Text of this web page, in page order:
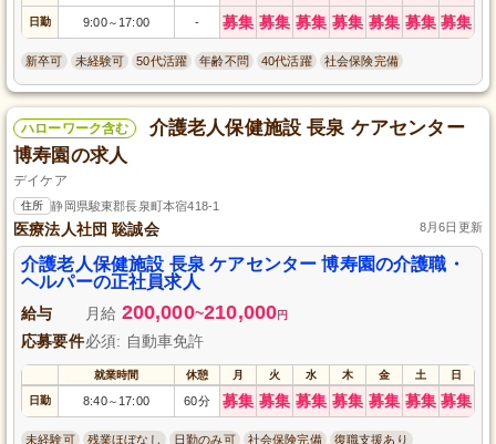
日勤 9:00～ 17:00 - 募集 募集 募集 募集 募集 募集 募集
新卒可 未経験可 50代活躍 年齢不問 40代活躍 社会保険完備
ハローワーク含む
介護老人保健施設 長泉 ケアセンター
博寿園の求人
デイケア
住所 静岡県駿東郡長泉町本宿418-1
医療法人社団 聡誠会 8月6日更新
介護老人保健施設 長泉 ケアセンター 博寿園の介護職・
ヘルパーの正社員求人
給与 月給 200,000~210,000円
応募要件必須: 自動車免許
就業時間 休憩 月 火 水 木 金 土 日
日勤 8:40～ 17:00 60分 募集 募集 募集 募集 募集 募集 募集
未経験可 残業ほぼなし 日勤のみ可 社会保険完備 復職支援あり